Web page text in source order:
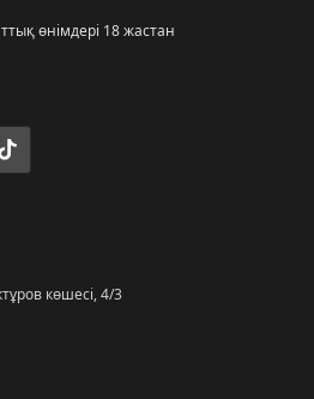
өнімдері 18 жастан
көшесі, 4/3